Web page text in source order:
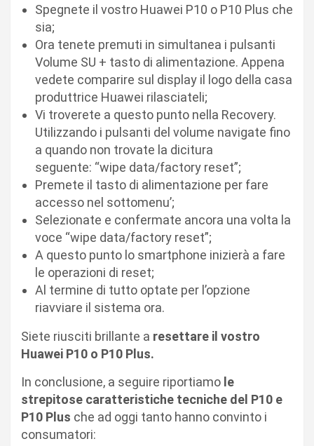
Spegnete il vostro Huawei P10 o P10 Plus che
sia;
Ora tenete premuti in simultanea i pulsanti
Volume SU + tasto di alimentazione. Appena
vedete comparire sul display il logo della casa
produttrice Huawei rilasciateli;
Vi troverete a questo punto nella Recovery.
Utilizzando i pulsanti del volume navigate fino
a quando non trovate la dicitura
seguente: “wipe data/factory reset”;
Premete il tasto di alimentazione per fare
accesso nel sottomenu’;
Selezionate e confermate ancora una volta la
voce “wipe data/factory reset”;
A questo punto lo smartphone inizierà a fare
le operazioni di reset;
Al termine di tutto optate per l’opzione
riavviare il sistema ora.
Siete riusciti brillante a resettare il vostro
Huawei P10 o P10 Plus.
In conclusione, a seguire riportiamo le
strepitose caratteristiche tecniche del P10 e
P10 Plus che ad oggi tanto hanno convinto i
consumatori: